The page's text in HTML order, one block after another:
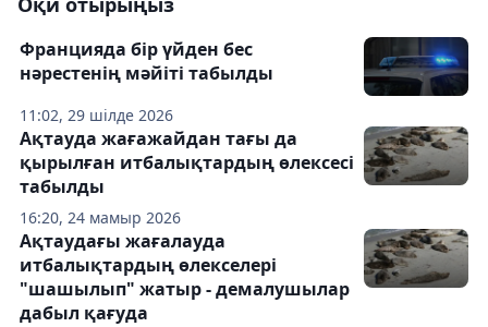
11:02, 29 шілде 2026
Францияда бір үйден бес
нәрестенің мәйіті табылды
16:20, 24 мамыр 2026
Ақтауда жағажайдан тағы да
қырылған итбалықтардың өлексесі
табылды
Ақтаудағы жағалауда
итбалықтардың өлекселері
"шашылып" жатыр - демалушылар
дабыл қағуда